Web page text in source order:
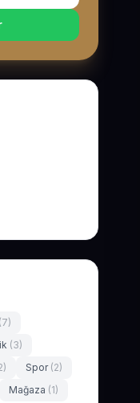
(7)
(3)
Spor (2)
Mağaza (1)